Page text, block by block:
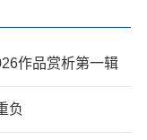
作品赏析第一辑
负